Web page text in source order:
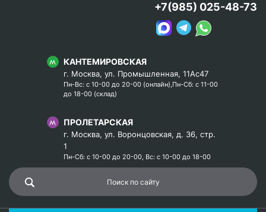
КАНТЕМИРОВСКАЯ
г. Москва, ул. Промышленная, 11Ас47
Пн-Вс: с 10-00 до 20-00 (онлайн),Пн-Сб: с 11-00
до 18-00 (склад)
ПРОЛЕТАРСКАЯ
г. Москва, ул. Воронцовская, д. 36, стр.
1
Пн-Сб: с 10-00 до 20-00, Вс: с 10-00 до 18-00
+7(985) 025-48-73